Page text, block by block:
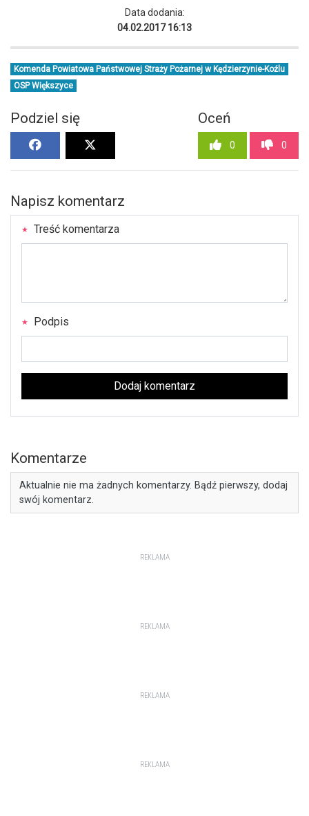
Data dodania:
04.02.2017 16:13
Komenda Powiatowa Państwowej Straży Pożarnej w Kędzierzynie-Koźlu
OSP Większyce
Podziel się Oceń
0 0
Napisz komentarz
Treść komentarza
Podpis
Dodaj komentarz
Komentarze
Aktualnie nie ma żadnych komentarzy. Bądź pierwszy, dodaj
swój komentarz.
REKLAMA
REKLAMA
REKLAMA
REKLAMA